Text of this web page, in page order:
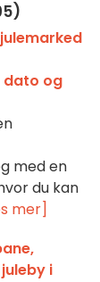
dato og
med en
du kan
mer]
i